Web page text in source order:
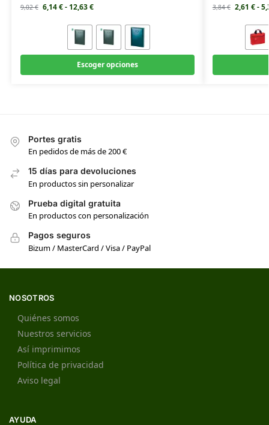
9,02€ 6,14€- 12,63€
Escoger opciones
3,84€ 2,61 €-
Portes gratis
En pedidos de más de 200 €
15 días para devoluciones
En productos sin personalizar
Prueba digital gratuita
En productos con personalización
Pagos seguros
Bizum / MasterCard / Visa / PayPal
NOSOTROS
Quiénes somos
Nuestros servicios
Así imprimimos
Política de privacidad
Aviso legal
AYUDA